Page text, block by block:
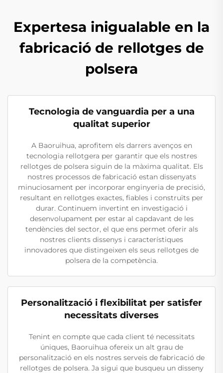
Expertesa inigualable en la
fabricació de rellotges de
polsera
Tecnologia de vanguardia per a una
qualitat superior
A Baoruihua, aprofitem els darrers avenços en
tecnologia rellotgera per garantir que els nostres
rellotges de polsera siguin de la màxima qualitat. Els
nostres processos de fabricació estan dissenyats
minuciosament per incorporar enginyeria de precisió,
resultant en rellotges exactes, fiables i construïts per
durar. Continuem invertint en investigació i
desenvolupament per estar al capdavant de les
tendències del sector, el que ens permet oferir als
nostres clients dissenys i característiques
innovadores que distingeixen els seus rellotges de
polsera de la competència.
Personalització i flexibilitat per satisfer
necessitats diverses
Tenint en compte que cada client té necessitats
úniques, Baoruihua ofereix un alt grau de
personalització en els nostres serveis de fabricació de
rellotges de polsera. Ja sigui que busqueu un disseny